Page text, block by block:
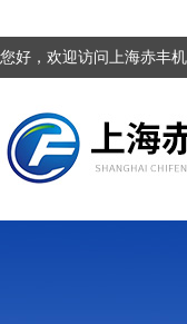
您好，欢迎访问上海赤丰